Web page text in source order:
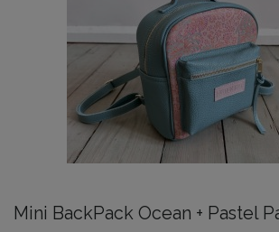
Mini BackPack Ocean + Pastel